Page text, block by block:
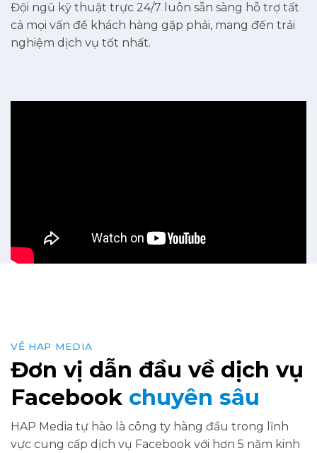
Đội ngũ kỹ thuật trực 24/7 luôn sẵn sàng hỗ trợ tất
cả mọi vấn đề khách hàng gặp phải, mang đến trải
nghiệm dịch vụ tốt nhất.
VỀ HAP MEDIA
Đơn vị dẫn đầu về dịch vụ
Facebook chuyên sâu
HAP Media tự hào là công ty hàng đầu trong lĩnh
vực cung cấp dịch vụ Facebook với hơn 5 năm kinh